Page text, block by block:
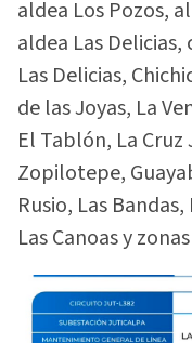
aldea Los Pozos,
aldea Las
Las Delicias,
de las Joyas, La
El Tablón, La Cruz
Zopilotepe,
Rusio, Las
Las Canoas y